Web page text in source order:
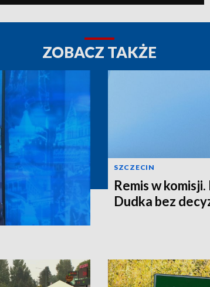
ZOBACZ TAKŻE
SZCZECIN
Remis w
Dudka bez